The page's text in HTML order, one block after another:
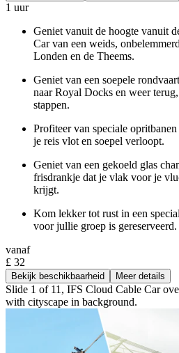
1 uur
Geniet vanuit de hoogte vanuit
Car van een weids,
Londen en de Theems.
Geniet van een soepele
naar Royal Docks en weer
stappen.
Profiteer van speciale
je reis vlot en soepel verloopt.
Geniet van een gekoeld glas
frisdrankje dat je vlak voor je
krijgt.
Kom lekker tot rust in een
voor jullie groep is gereserveerd.
vanaf
£ 32
Bekijk beschikbaarheid Meer details
Slide 1 of 11, IFS Cloud Cable Car
with cityscape in background.